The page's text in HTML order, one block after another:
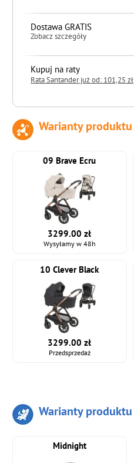
Dostawa GRATIS
Zobacz szczegóły
Kupuj na raty
Rata Santander już od: 101,25 zł
do koszyka
Warianty produktu
09 Brave Ecru
3299.00 zł
Wysyłamy w 48h
10 Clever Black
3299.00 zł
Przedsprzedaż
Warianty produktu
Midnight